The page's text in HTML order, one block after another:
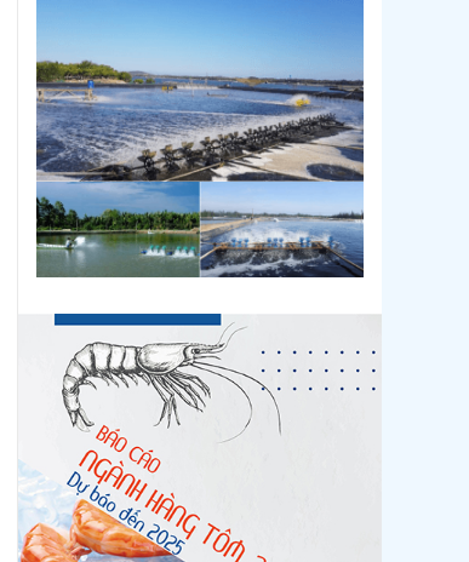
Nguồn cung giảm, giá cá
rô phi Trung Quốc tiếp tục
tăng
Điểm tin thủy sản thế giới
ngày 3/8/2026
Trung Quốc tăng mạnh
nhập khẩu mực, trong khi
nguồn cung...
Xuất khẩu cá ngừ Việt
Nam sang Canada tăng
nhẹ, áp lực mới...
Thông báo 407/TB-VPCP:
Tập trung cao độ, tạo
chuyển biến...